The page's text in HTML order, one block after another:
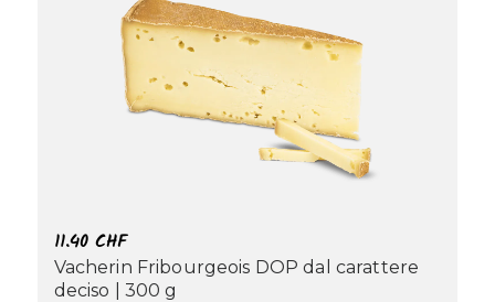
11.40 CHF
Vacherin Fribourgeois DOP dal carattere
deciso | 300 g